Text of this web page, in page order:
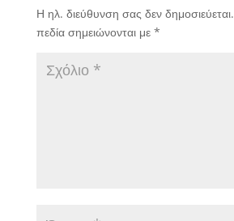
Η ηλ. διεύθυνση σας δεν δημοσιεύεται.
πεδία σημειώνονται με *